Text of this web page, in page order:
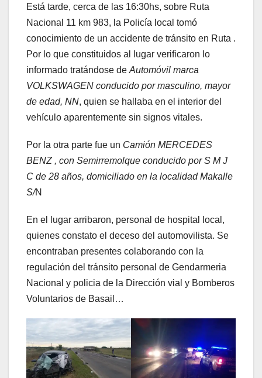
Está tarde, cerca de las 16:30hs, sobre Ruta
Nacional 11 km 983, la Policía local tomó
conocimiento de un accidente de tránsito en Ruta .
Por lo que constituidos al lugar verificaron lo
informado tratándose de Automóvil marca
VOLKSWAGEN conducido por masculino, mayor
de edad, NN, quien se hallaba en el interior del
vehículo aparentemente sin signos vitales.
Por la otra parte fue un Camión MERCEDES
BENZ , con Semirremolque conducido por S M J
C de 28 años, domiciliado en la localidad Makalle
S/N
En el lugar arribaron, personal de hospital local,
quienes constato el deceso del automovilista. Se
encontraban presentes colaborando con la
regulación del tránsito personal de Gendarmeria
Nacional y policia de la Dirección vial y Bomberos
Voluntarios de Basail…